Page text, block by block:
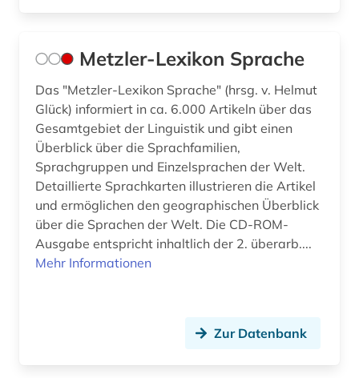
Metzler-Lexikon Sprache
Das "Metzler-Lexikon Sprache" (hrsg. v. Helmut
Glück) informiert in ca. 6.000 Artikeln über das
Gesamtgebiet der Linguistik und gibt einen
Überblick über die Sprachfamilien,
Sprachgruppen und Einzelsprachen der Welt.
Detaillierte Sprachkarten illustrieren die Artikel
und ermöglichen den geographischen Überblick
über die Sprachen der Welt. Die CD-ROM-
Ausgabe entspricht inhaltlich der 2. überarb....
Mehr Informationen
Zur Datenbank